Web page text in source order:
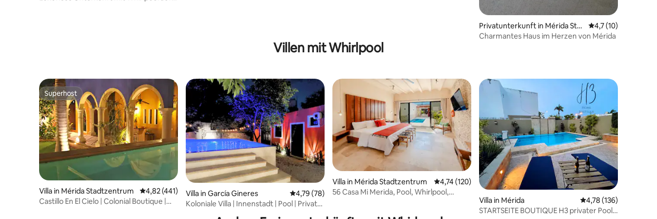
Privatunterkunft in Mérida Sta
dtzentrum
Durchschnittliche
4,7 (10)
Charmantes Haus im Herzen von Mérida
Villen mit Whirlpool
Superhost
Superhost
Villa in Mérida Stadtzentrum Durchschnittliche Bewertung: 4,82 von 5, 441 Bewertungen
4,82 (441)
Castillo En El Cielo | Colonial Boutique |
Villa in García Gineres Durchschnittliche Bewertung: 4,79 von 5, 78 Bewertungen
4,79 (78)
Koloniale Villa | Innenstadt | Pool | Privater
Villa in Mérida Stadtzentrum Durchschnittliche Bewertung: 4,74 von 5, 120 Bewertungen
4,74 (120)
56 Casa Mi Merida, Pool, Whirlpool,
Villa in Mérida Durchschnittliche
4,78 (136)
STARTSEITE BOUTIQUE H3 privater Pool